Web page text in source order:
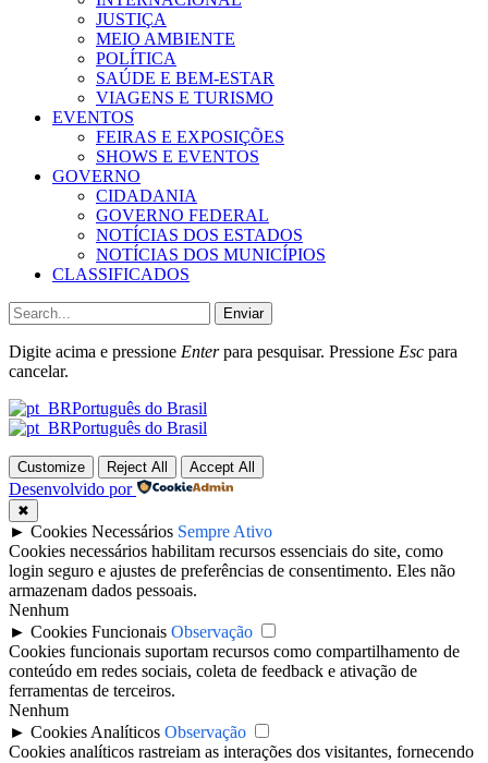
JUSTIÇA
MEIO AMBIENTE
POLÍTICA
SAÚDE E BEM-ESTAR
VIAGENS E TURISMO
EVENTOS
FEIRAS E EXPOSIÇÕES
SHOWS E EVENTOS
GOVERNO
CIDADANIA
GOVERNO FEDERAL
NOTÍCIAS DOS ESTADOS
NOTÍCIAS DOS MUNICÍPIOS
CLASSIFICADOS
Enviar
Digite acima e pressione Enterpara pesquisar. Pressione Esc para
cancelar.
Português do Brasil
Português do Brasil
Customize Reject All Accept All
Desenvolvido por
✖
► Cookies Necessários Sempre Ativo
Cookies necessários habilitam recursos essenciais do site, como
login seguro e ajustes de preferências de consentimento. Eles não
armazenam dados pessoais.
Nenhum
► Cookies Funcionais Observação
Cookies funcionais suportam recursos como compartilhamento de
conteúdo em redes sociais, coleta de feedback e ativação de
ferramentas de terceiros.
Nenhum
► Cookies Analíticos Observação
Cookies analíticos rastreiam as interações dos visitantes, fornecendo